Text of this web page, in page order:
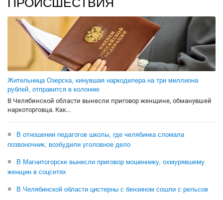
Жительница Озерска, кинувшая наркодилера на три миллиона
рублей, отправится в колонию
В Челябинской области вынесли приговор женщине, обманувшей
наркоторговца. Как...
В отношении педагогов школы, где челябинка сломала
позвоночник, возбудили уголовное дело
В Магнитогорске вынесли приговор мошеннику, охмурявшему
женщин в соцсетях
В Челябинской области цистерны с бензином сошли с рельсов